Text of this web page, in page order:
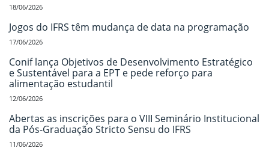
18/06/2026
Jogos do IFRS têm mudança de data na programação
17/06/2026
Conif lança Objetivos de Desenvolvimento Estratégico
e Sustentável para a EPT e pede reforço para
alimentação estudantil
12/06/2026
Abertas as inscrições para o VIII Seminário Institucional
da Pós-Graduação Stricto Sensu do IFRS
11/06/2026